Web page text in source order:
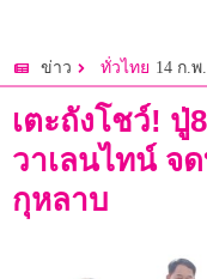
ข่าว ทั่วไทย 14 ก.พ
เตะถังโชว์! ปู่
วาเลนไทน์ จ
กุหลาบ